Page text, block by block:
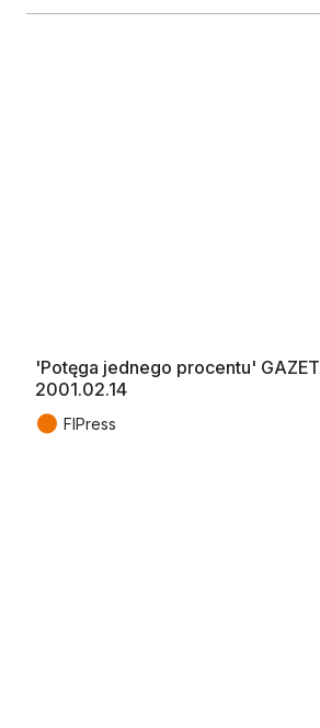
'Potęga jednego procentu'
2001.02.14
● FIPress